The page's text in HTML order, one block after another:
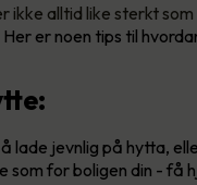
ikke alltid like sterkt
Her er noen tips til
lade jevnlig på hytta,
som for boligen din -